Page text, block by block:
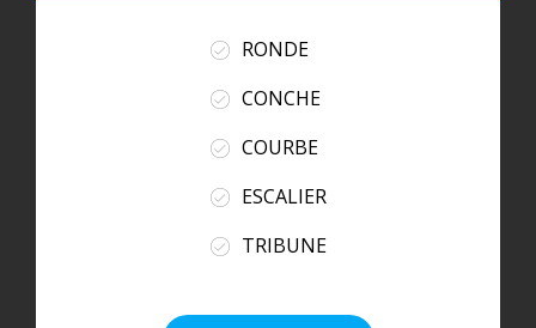
RONDE
CONCHE
COURBE
ESCALIER
TRIBUNE